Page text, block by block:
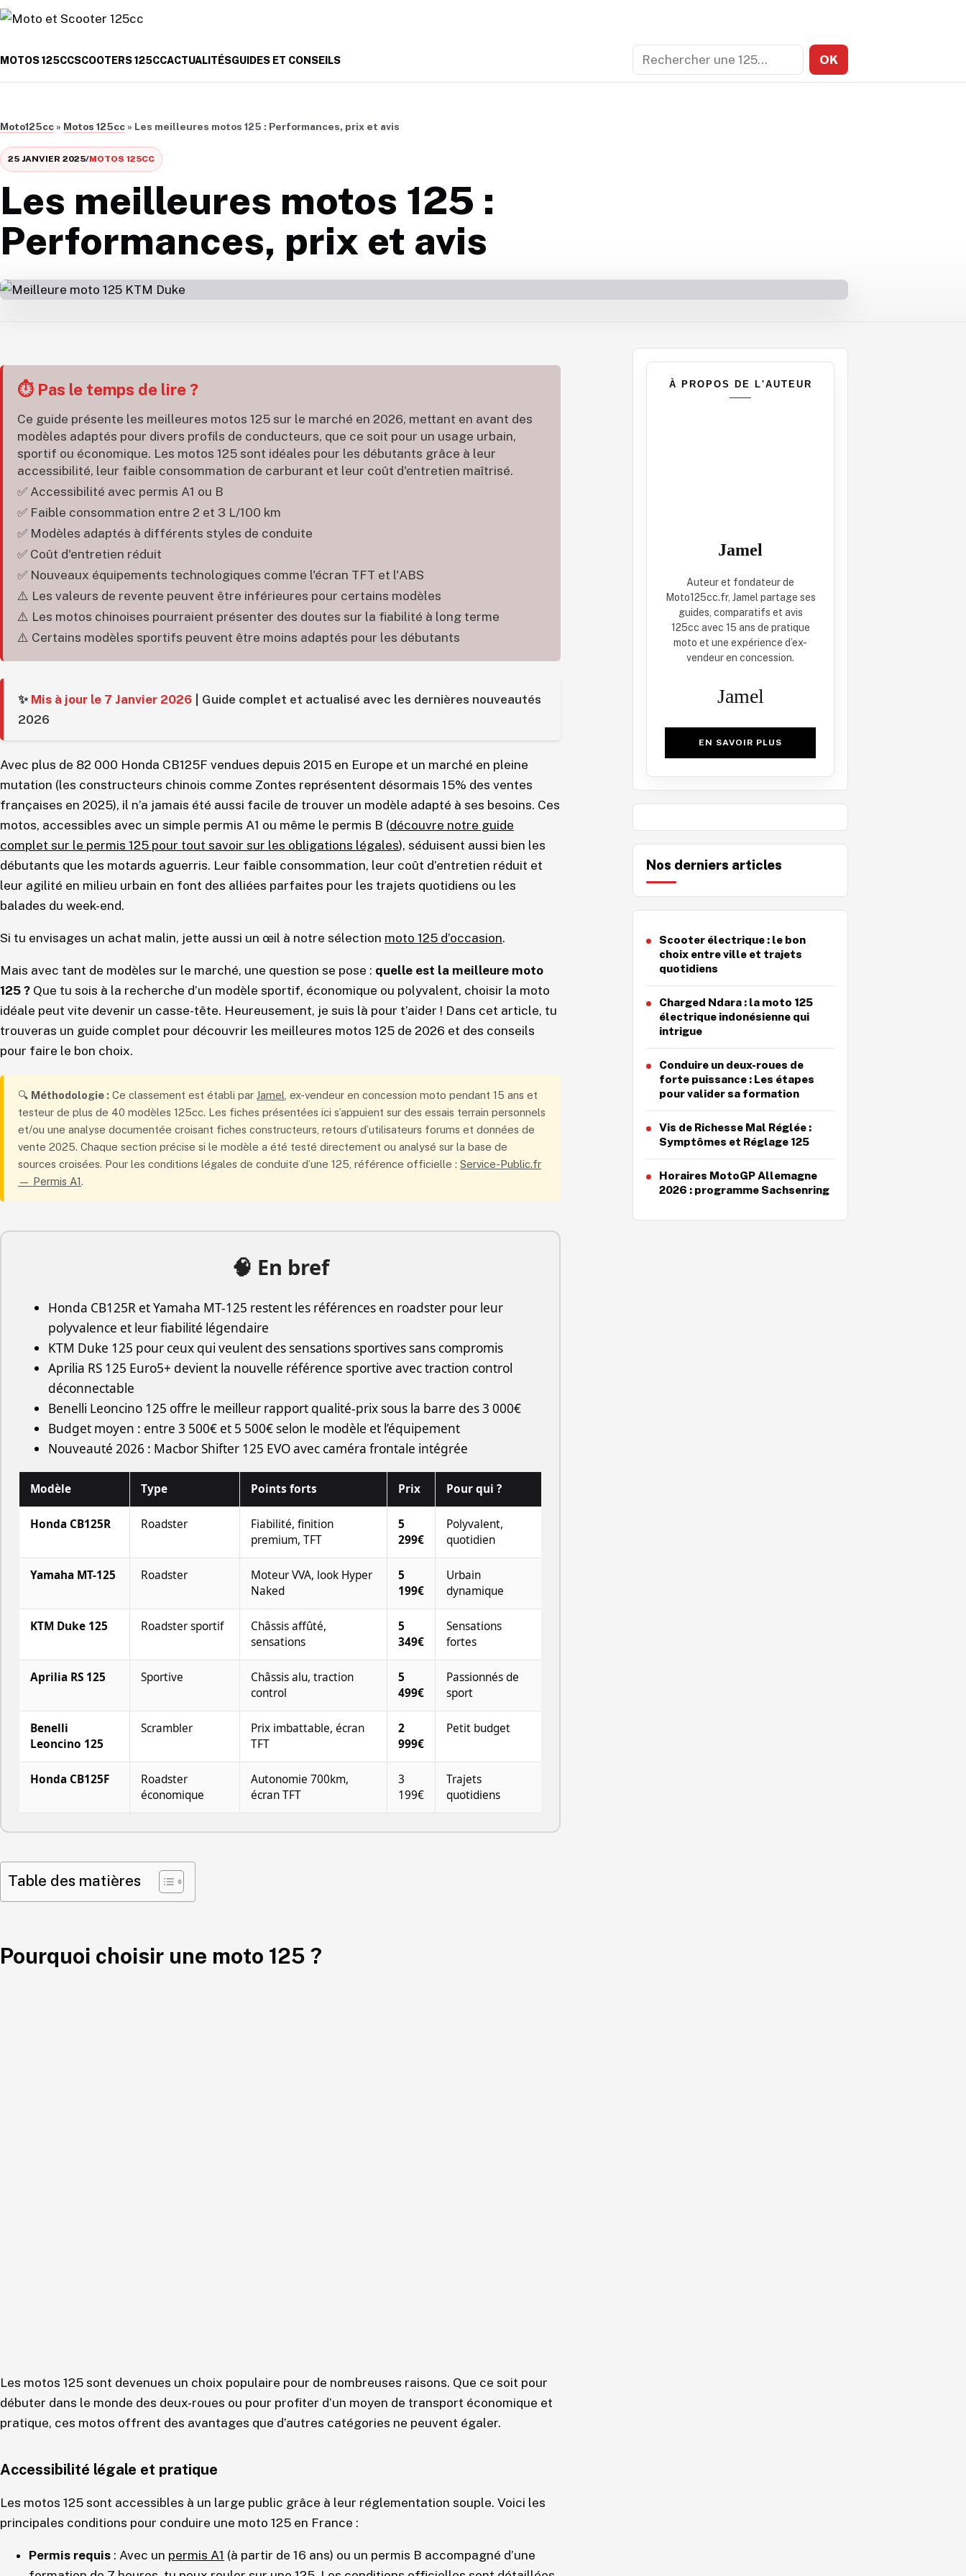
Aller au contenu
MOTOS 125CCSCOOTERS 125CCACTUALITÉSGUIDES ET CONSEILS Rechercher OK
Moto125cc » Motos 125cc » Les meilleures motos 125 : Performances, prix et avis
25 JANVIER 2025/MOTOS 125CC
Les meilleures motos 125 :
Performances, prix et avis
⏱️ Pas le temps de lire ?
Ce guide présente les meilleures motos 125 sur le marché en 2026, mettant en avant des
modèles adaptés pour divers profils de conducteurs, que ce soit pour un usage urbain,
sportif ou économique. Les motos 125 sont idéales pour les débutants grâce à leur
accessibilité, leur faible consommation de carburant et leur coût d'entretien maîtrisé.
✅ Accessibilité avec permis A1 ou B
✅ Faible consommation entre 2 et 3 L/100 km
✅ Modèles adaptés à différents styles de conduite
✅ Coût d'entretien réduit
✅ Nouveaux équipements technologiques comme l'écran TFT et l'ABS
⚠️ Les valeurs de revente peuvent être inférieures pour certains modèles
⚠️ Les motos chinoises pourraient présenter des doutes sur la fiabilité à long terme
⚠️ Certains modèles sportifs peuvent être moins adaptés pour les débutants
✨ Mis à jour le 7 Janvier 2026 | Guide complet et actualisé avec les dernières nouveautés
2026
Avec plus de 82 000 Honda CB125F vendues depuis 2015 en Europe et un marché en pleine
mutation (les constructeurs chinois comme Zontes représentent désormais 15% des ventes
françaises en 2025), il n’a jamais été aussi facile de trouver un modèle adapté à ses besoins. Ces
motos, accessibles avec un simple permis A1 ou même le permis B (découvre notre guide
complet sur le permis 125 pour tout savoir sur les obligations légales), séduisent aussi bien les
débutants que les motards aguerris. Leur faible consommation, leur coût d’entretien réduit et
leur agilité en milieu urbain en font des alliées parfaites pour les trajets quotidiens ou les
balades du week-end.
Si tu envisages un achat malin, jette aussi un œil à notre sélection moto 125 d’occasion.
Mais avec tant de modèles sur le marché, une question se pose : quelle est la meilleure moto
125 ? Que tu sois à la recherche d’un modèle sportif, économique ou polyvalent, choisir la moto
idéale peut vite devenir un casse-tête. Heureusement, je suis là pour t’aider ! Dans cet article, tu
trouveras un guide complet pour découvrir les meilleures motos 125 de 2026 et des conseils
pour faire le bon choix.
🔍 Méthodologie : Ce classement est établi par Jamel , ex-vendeur en concession moto pendant 15 ans et
testeur de plus de 40 modèles 125cc. Les fiches présentées ici s’appuient sur des essais terrain personnels
et/ou une analyse documentée croisant fiches constructeurs, retours d’utilisateurs forums et données de
vente 2025. Chaque section précise si le modèle a été testé directement ou analysé sur la base de
sources croisées. Pour les conditions légales de conduite d’une 125, référence officielle : Service-Public.fr
— Permis A1.
🧠 En bref
Honda CB125R et Yamaha MT-125 restent les références en roadster pour leur
polyvalence et leur fiabilité légendaire
KTM Duke 125 pour ceux qui veulent des sensations sportives sans compromis
Aprilia RS 125 Euro5+ devient la nouvelle référence sportive avec traction control
déconnectable
Benelli Leoncino 125 offre le meilleur rapport qualité-prix sous la barre des 3 000€
Budget moyen : entre 3 500€ et 5 500€ selon le modèle et l’équipement
Nouveauté 2026 : Macbor Shifter 125 EVO avec caméra frontale intégrée
Modèle Type Points forts Prix Pour qui ?
Honda CB125R Roadster
Fiabilité, finition
premium, TFT
5
299€
Polyvalent,
quotidien
Yamaha MT-125 Roadster
Moteur VVA, look Hyper
Naked
5
199€
Urbain
dynamique
KTM Duke 125 Roadster sportif
Châssis affûté,
sensations
5
349€
Sensations
fortes
Aprilia RS 125 Sportive
Châssis alu, traction
control
5
499€
Passionnés de
sport
Benelli
Leoncino 125
Scrambler
Prix imbattable, écran
TFT
2
999€
Petit budget
Honda CB125F
Roadster
économique
Autonomie 700km,
écran TFT
3
199€
Trajets
quotidiens
Table des matières
Pourquoi choisir une moto 125 ?
Les motos 125 sont devenues un choix populaire pour de nombreuses raisons. Que ce soit pour
débuter dans le monde des deux-roues ou pour profiter d’un moyen de transport économique et
pratique, ces motos offrent des avantages que d’autres catégories ne peuvent égaler.
Accessibilité légale et pratique
Les motos 125 sont accessibles à un large public grâce à leur réglementation souple. Voici les
principales conditions pour conduire une moto 125 en France :
Permis requis : Avec un permis A1 (à partir de 16 ans) ou un permis B accompagné d’une
À PROPOS DE L'AUTEUR
Jamel
Auteur et fondateur de
Moto125cc.fr, Jamel partage ses
guides, comparatifs et avis
125cc avec 15 ans de pratique
moto et une expérience d’ex-
vendeur en concession.
Jamel
EN SAVOIR PLUS
Nos derniers articles
Scooter électrique : le bon
choix entre ville et trajets
quotidiens
Charged Ndara : la moto 125
électrique indonésienne qui
intrigue
Conduire un deux-roues de
forte puissance : Les étapes
pour valider sa formation
Vis de Richesse Mal Réglée :
Symptômes et Réglage 125
Horaires MotoGP Allemagne
2026 : programme Sachsenring